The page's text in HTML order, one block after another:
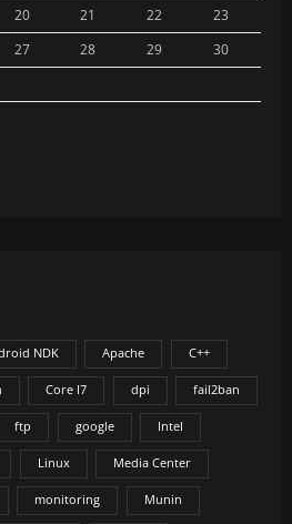
20 21 22
23
27 28 29
30
NDK Apache C++
Core I7 dpi fail2ban
ftp google Intel
Linux Media Center
monitoring Munin